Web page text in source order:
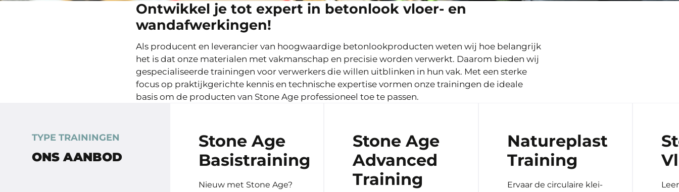
Ontwikkel je tot expert in betonlook vloer- en
wandafwerkingen!
Als producent en leverancier van hoogwaardige betonlookproducten weten wij hoe belangrijk
het is dat onze materialen met vakmanschap en precisie worden verwerkt. Daarom bieden wij
gespecialiseerde trainingen voor verwerkers die willen uitblinken in hun vak. Met een sterke
focus op praktijkgerichte kennis en technische expertise vormen onze trainingen de ideale
basis om de producten van Stone Age professioneel toe te passen.
TYPE TRAININGEN
ONS AANBOD
Stone Age
Basistraining
Nieuw met Stone Age?
Stone Age
Advanced
Training
Natureplast
Training
Ervaar de circulaire klei-